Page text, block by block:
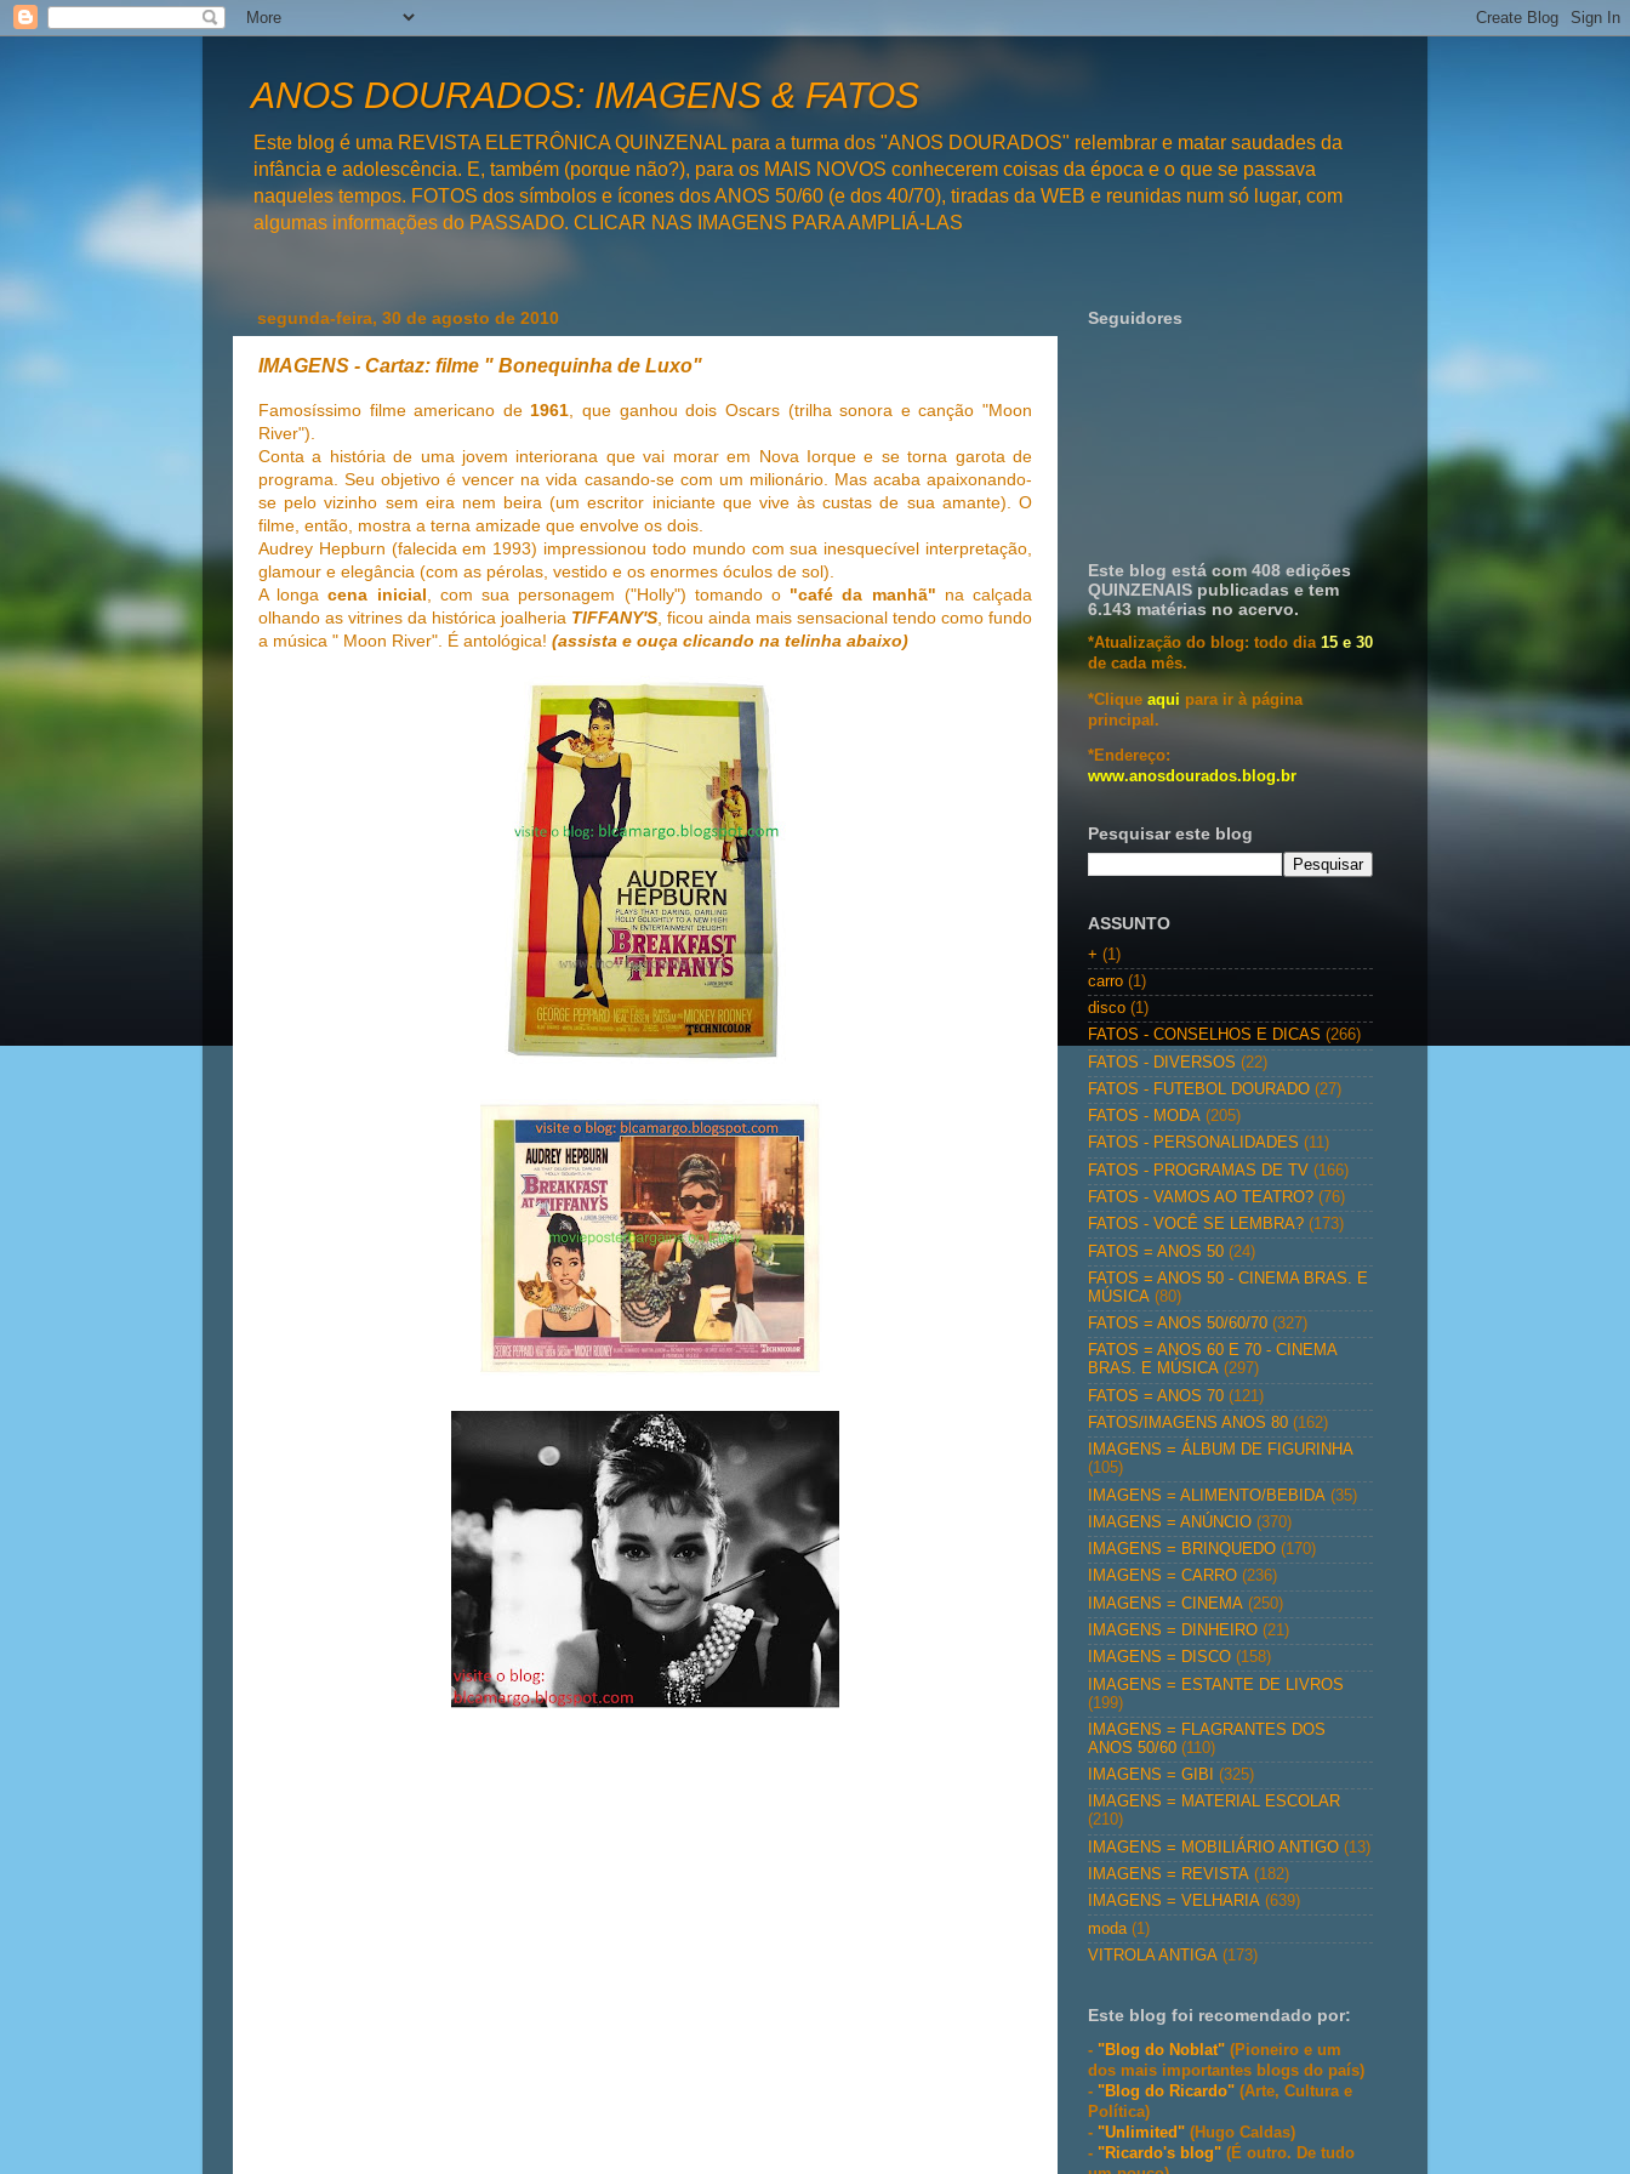
ANOS DOURADOS: IMAGENS & FATOS
Este blog é uma REVISTA ELETRÔNICA QUINZENAL para a turma dos "ANOS DOURADOS" relembrar e matar saudades da
infância e adolescência. E, também (porque não?), para os MAIS NOVOS conhecerem coisas da época e o que se passava
naqueles tempos. FOTOS dos símbolos e ícones dos ANOS 50/60 (e dos 40/70), tiradas da WEB e reunidas num só lugar, com
algumas informações do PASSADO. CLICAR NAS IMAGENS PARA AMPLIÁ-LAS
segunda-feira, 30 de agosto de 2010
IMAGENS - Cartaz: filme " Bonequinha de Luxo"
Famosíssimo filme americano de1961, que ganhou dois Oscars (trilha sonora e canção "Moon
River").
Conta a história de uma jovem interiorana que vai morar em Nova Iorque e se torna garota de
programa. Seu objetivo é vencer na vida casando-se com um milionário. Mas acaba apaixonando-
se pelo vizinho sem eira nem beira (um escritor iniciante que vive às custas de sua amante). O
filme, então, mostra a terna amizade que envolve os dois.
Audrey Hepburn (falecida em 1993) impressionou todo mundo com sua inesquecível interpretação,
glamour e elegância (com as pérolas, vestido e os enormes óculos de sol).
A longacena inicial, com sua personagem ("Holly") tomando o "café da manhã" na calçada
olhando as vitrines da histórica joalheria TIFFANY'S, ficou ainda mais sensacional tendo como fundo
a música " Moon River". É antológica! (assista e ouça clicando na telinha abaixo)
Seguidores
Este blog está com 408 edições
QUINZENAIS publicadas e tem
6.143 matérias no acervo.
*Atualização do blog: todo dia 15 e 30
de cada mês.
*Clique aqui para ir à página
principal.
*Endereço:
www.anosdourados.blog.br
Pesquisar este blog
ASSUNTO
+ (1)
carro (1)
disco (1)
FATOS - CONSELHOS E DICAS (266)
FATOS - DIVERSOS (22)
FATOS - FUTEBOL DOURADO (27)
FATOS - MODA (205)
FATOS - PERSONALIDADES (11)
FATOS - PROGRAMAS DE TV (166)
FATOS - VAMOS AO TEATRO? (76)
FATOS - VOCÊ SE LEMBRA? (173)
FATOS = ANOS 50 (24)
FATOS = ANOS 50 - CINEMA BRAS. E
MÚSICA (80)
FATOS = ANOS 50/60/70 (327)
FATOS = ANOS 60 E 70 - CINEMA
BRAS. E MÚSICA (297)
FATOS = ANOS 70 (121)
FATOS/IMAGENS ANOS 80 (162)
IMAGENS = ÁLBUM DE FIGURINHA
(105)
IMAGENS = ALIMENTO/BEBIDA (35)
IMAGENS = ANÚNCIO (370)
IMAGENS = BRINQUEDO (170)
IMAGENS = CARRO (236)
IMAGENS = CINEMA (250)
IMAGENS = DINHEIRO (21)
IMAGENS = DISCO (158)
IMAGENS = ESTANTE DE LIVROS
(199)
IMAGENS = FLAGRANTES DOS
ANOS 50/60 (110)
IMAGENS = GIBI
(325)
IMAGENS = MATERIAL ESCOLAR
(210)
IMAGENS = MOBILIÁRIO ANTIGO (13)
IMAGENS = REVISTA (182)
IMAGENS = VELHARIA (639)
moda (1)
VITROLA ANTIGA (173)
Este blog foi recomendado por:
- "Blog do Noblat" (Pioneiro e um
dos mais importantes blogs do país)
- "Blog do Ricardo" (Arte, Cultura e
Política)
- "Unlimited" (Hugo Caldas)
- "Ricardo's blog" (É outro. De tudo